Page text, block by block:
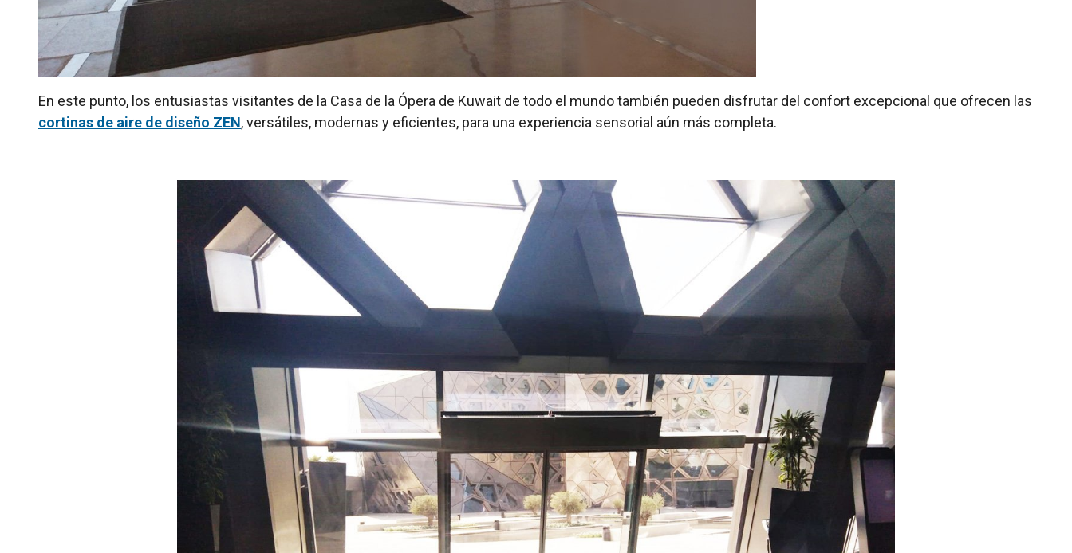
En este punto, los entusiastas visitantes de la Casa de la Ópera de Kuwait de todo el mundo también pueden disfrutar del confort excepcional que ofrecen las
cortinas de aire de diseño ZEN, versátiles, modernas y eficientes, para una experiencia sensorial aún más completa.